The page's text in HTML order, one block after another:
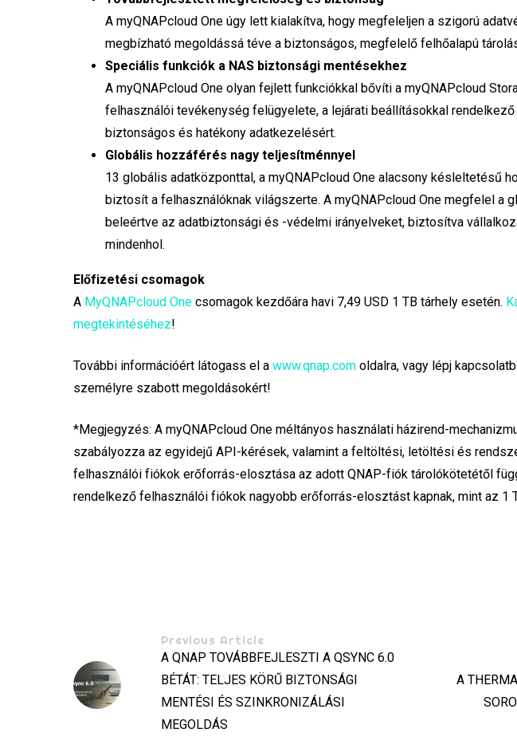
A myQNAPcloud One úgy lett kialakítva, hogy megfeleljen a szigorú
megbízható megoldássá téve a biztonságos, megfelelő felhőalapú
Speciális funkciók a NAS biztonsági mentésekhez
A myQNAPcloud One olyan fejlett funkciókkal bővíti a myQNAPcloud
felhasználói tevékenység felügyelete, a lejárati beállításokkal
biztonságos és hatékony adatkezelésért.
Globális hozzáférés nagy teljesítménnyel
13 globális adatközponttal, a myQNAPcloud One alacsony késleltetésű
biztosít a felhasználóknak világszerte. A myQNAPcloud One megfelel a
beleértve az adatbiztonsági és -védelmi irányelveket, biztosítva
mindenhol.
Előfizetési csomagok
A MyQNAPcloud One csomagok kezdőára havi 7,49 USD 1 TB tárhely esetén.
megtekintéséhez!
További információért látogass el awww.qnap.com oldalra, vagy lépj
személyre szabott megoldásokért!
*Megjegyzés: A myQNAPcloud One méltányos használati házirend-
szabályozza az egyidejű API-kérések, valamint a feltöltési, letöltési és
felhasználói fiókok erőforrás-elosztása az adott QNAP-fiók tárolókötetétől
rendelkező felhasználói fiókok nagyobb erőforrás-elosztást kapnak, mint az 1
Previous Article
A QNAP TOVÁBBFEJLESZTI A QSYNC 6.0
BÉTÁT: TELJES KÖRŰ BIZTONSÁGI
MENTÉSI ÉS SZINKRONIZÁLÁSI
MEGOLDÁS
A